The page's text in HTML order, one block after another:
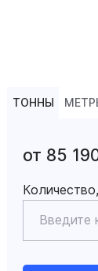
ТОННЫ
от 85